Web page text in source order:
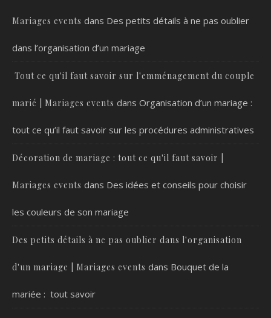
Mariages events dans Des petits détails à ne pas oublier
dans l’organisation d’un mariage
Tout ce qu'il faut savoir sur l'emménagement du couple
marié | Mariages events dans Organisation d’un mariage :
tout ce qu’il faut savoir sur les procédures administratives
Décoration de mariage : tout ce qu'il faut savoir |
Mariages events dans Des idées et conseils pour choisir
les couleurs de son mariage
Des petits détails à ne pas oublier dans l'organisation
d'un mariage | Mariages events dans Bouquet de la
mariée : tout savoir